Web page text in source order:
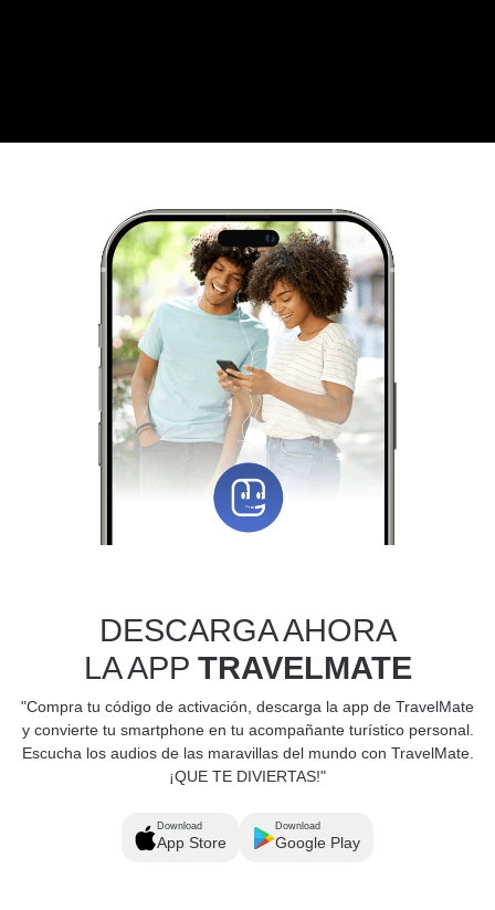
DESCARGA AHORA
LA APP TRAVELMATE
"Compra tu código de activación, descarga la app de TravelMate
y convierte tu smartphone en tu acompañante turístico personal.
Escucha los audios de las maravillas del mundo con TravelMate.
¡QUE TE DIVIERTAS!"
Download
App Store
Download
Google Play